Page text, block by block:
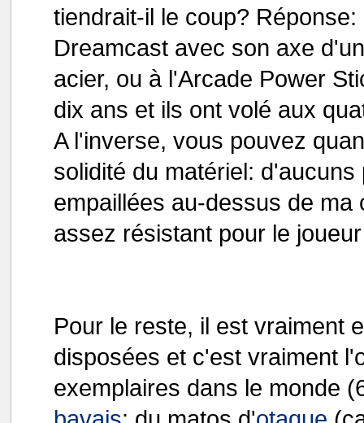
tiendrait-il le coup?
Dreamcast avec son axe
acier, ou à l'Arcade Power
dix ans et ils ont volé aux
A l'inverse, vous pouvez
solidité du matériel:
empaillées au-dessus de
assez résistant pour le
Pour le reste, il est vraiment
disposées et c'est vraiment
exemplaires dans le monde